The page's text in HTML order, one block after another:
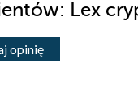
Lex
opinię